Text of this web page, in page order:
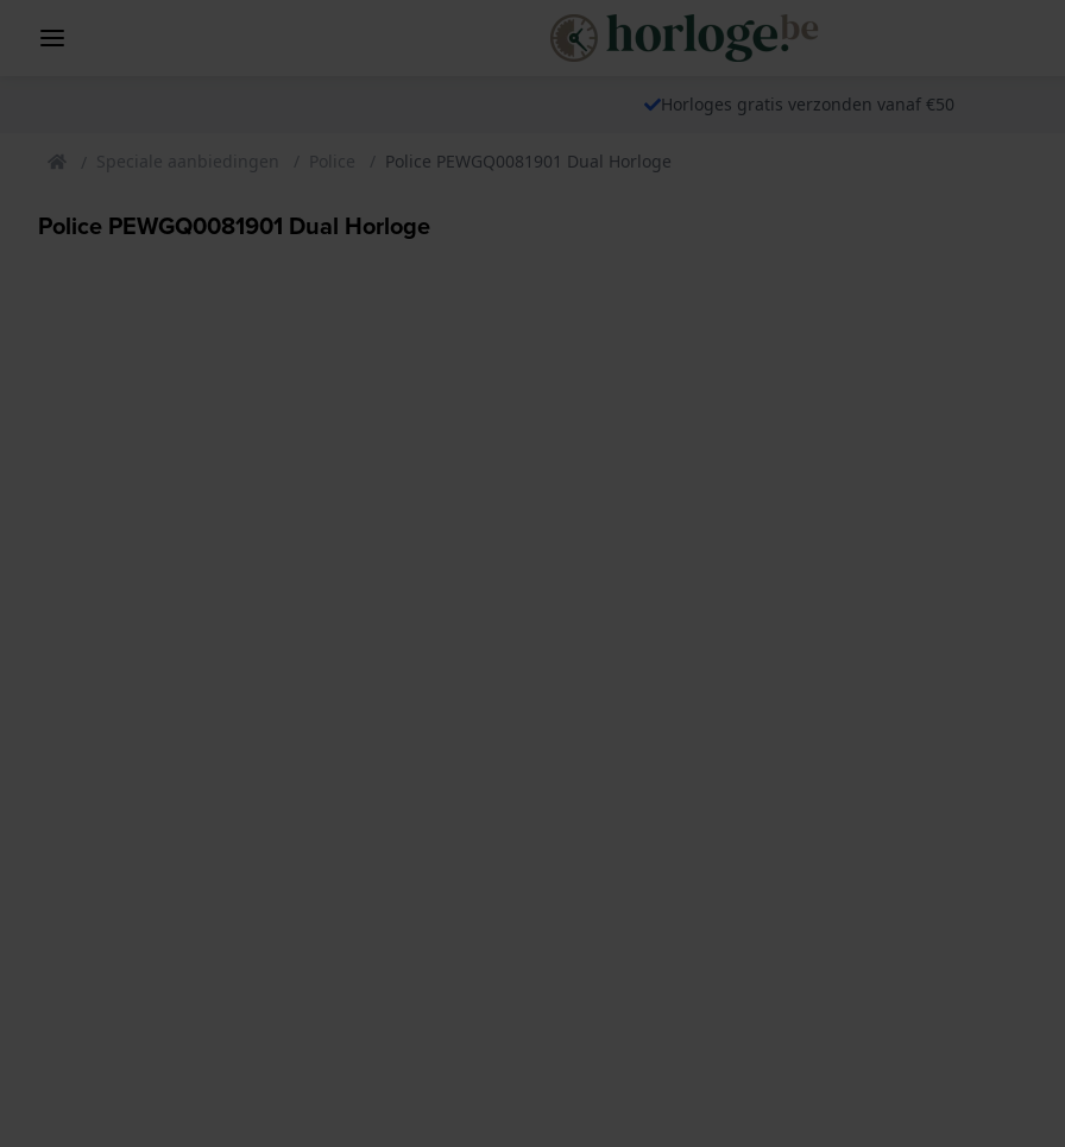
Horloges gratis verzonden vanaf €50
Speciale aanbiedingen Police Police PEWGQ0081901 Dual Horloge
Police PEWGQ0081901 Dual Horloge